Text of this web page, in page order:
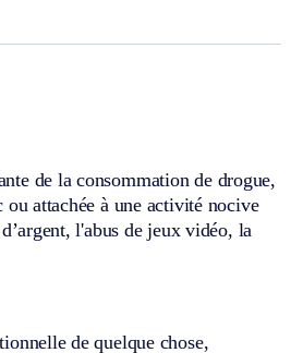
de la consommation de drogue,
ou attachée à une activité nocive
l'abus de jeux vidéo, la
de quelque chose,